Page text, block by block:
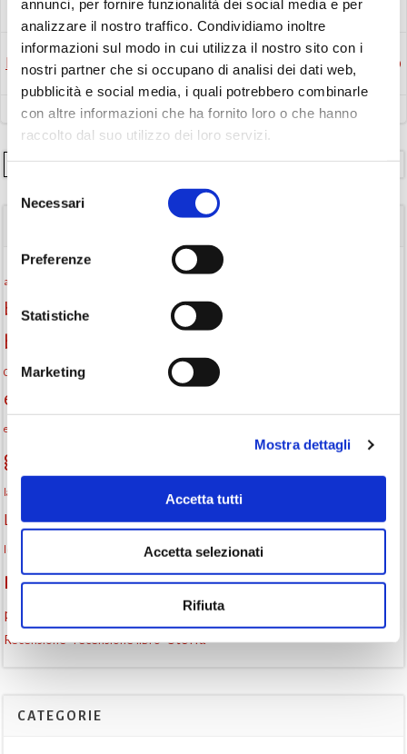
annunci, per fornire funzionalità dei social media e per
analizzare il nostro traffico. Condividiamo inoltre
informazioni sul modo in cui utilizza il nostro sito con i
nostri partner che si occupano di analisi dei dati web,
pubblicità e social media, i quali potrebbero combinarle
con altre informazioni che ha fornito loro o che hanno
raccolto dal suo utilizzo dei loro servizi.
delNecessari
Preferenze
Statistiche
Marketing
Mostra dettagli
Accetta tutti
Accetta selezionati
Rifiuta
Post
navigation
Precedente
Post
navigation
Successivo
Cerca
attività per bambini Attività per ragazzi
biblioteca biblioteca di Monselice
biblioteca Monselice
Centro per il libro e la lettura cittàchelegge cultura
eventi culturali
eventi Monselice
gruppo di lettura
laboratori creativi la strada di mattoni gialli
Lettori itineranti lettura lettura ad alta voce lettura condivisa
letture ad alta voce libri libri come semi
monselice Monselice scrive narrativa italiana Padova
podcast letterario promozione della lettura
Recensione recensione libro Storia
CATEGORIE